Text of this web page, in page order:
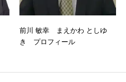
前川 敏幸 まえかわ としゆ
き プロフィール